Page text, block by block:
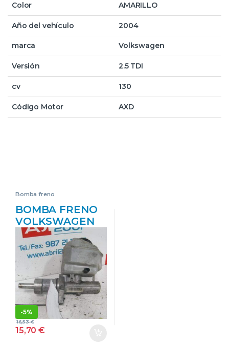
Color AMARILLO
Año del vehículo 2004
marca Volkswagen
Versión 2.5 TDI
cv 130
Código Motor AXD
Bomba freno
BOMBA FRENO
VOLKSWAGEN
CRAFTER 30-50
FURGÓN (2E_)
2.5 TDI BJL
A0004317601
NEGRO
DELANTERA
TRASERA
-5%
15,70€
16,53€